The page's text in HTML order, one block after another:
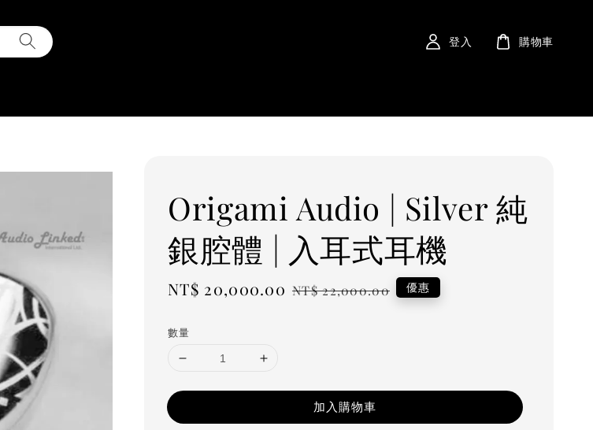
登入 購物車
Origami Audio | Silver 純
銀腔體 | 入耳式耳機
Sale
NT$ 20,000.00 Regular
NT$ 22,000.00 優惠
數量
加入購物車